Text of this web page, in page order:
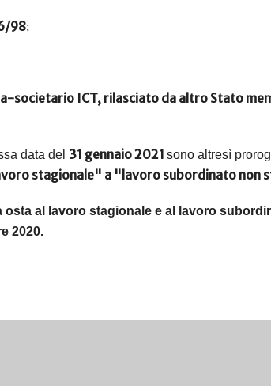
98;
societario ICT, rilasciato da altro Stato
data del 31 gennaio 2021 sono altresì
stagionale" a "lavoro subordinato non
osta al lavoro stagionale e al lavoro
2020.